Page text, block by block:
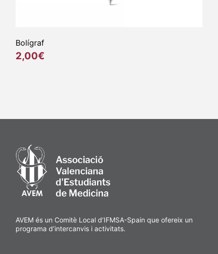
Bolígraf
2,00€
AVEM és un Comitè Local d’IFMSA-Spain que ofereix un
programa d’intercanvis i activitats.